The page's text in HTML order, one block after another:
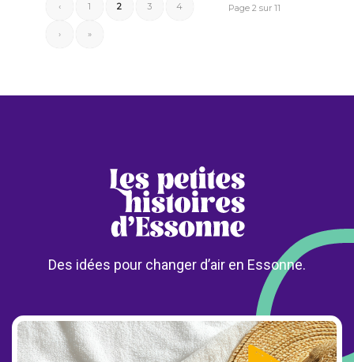
Page 2 sur 11
‹ 1 2 3 4
› »
Des idées pour changer d’air en Essonne.